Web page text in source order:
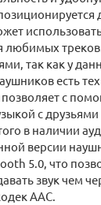
любимых
так как у
есть
с
с
в наличии
версии
5.0, что
звук чем
AAC.